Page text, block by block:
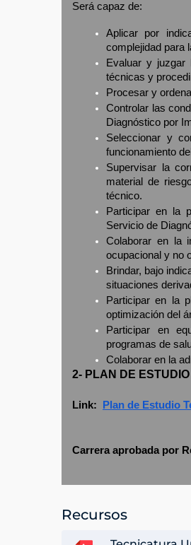
Será capaz de:
Aplicar por
complejidad para
Evaluar y juzgar
técnicas y
Procesar y
Controlar las
Diagnóstico por
Seleccionar y
funcionamiento
Supervisar la
material de
técnico.
Participar en la
Servicio de
Colaborar en la
ocupacional y no
Brindar, bajo
situaciones
Participar en la
optimización del
Participar en
programas de
Colaborar en la
2- PLAN DE ESTUDIO
Link: Plan de Estudio
Carrera aprobada por
Recursos